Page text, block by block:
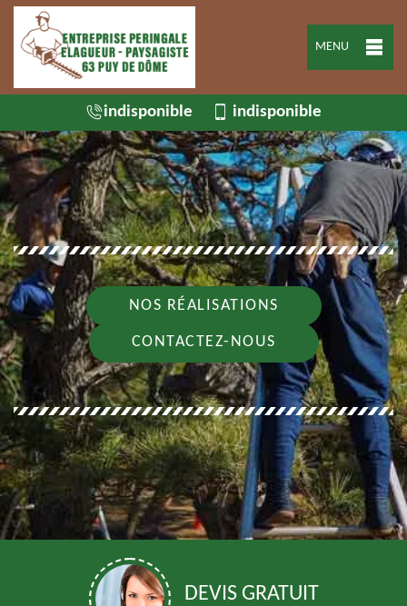
MENU
indisponible indisponible
NOS RÉALISATIONS
CONTACTEZ-NOUS
DEVIS GRATUIT